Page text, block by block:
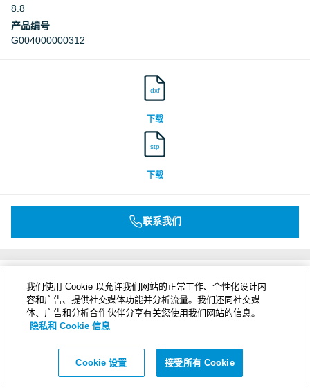
8.8
产品编号
G004000000312
dxf
下载
stp
下载
联系我们
我们使用 Cookie 以允许我们网站的正常工作、个性化设计内
容和广告、提供社交媒体功能并分析流量。我们还同社交媒
体、广告和分析合作伙伴分享有关您使用我们网站的信息。
隐私和 Cookie 信息
Cookie 设置 接受所有 Cookie